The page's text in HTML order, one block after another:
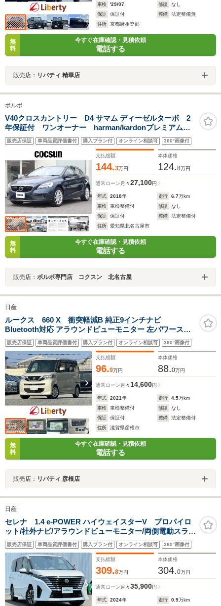
車検
'29/07 修復
なし
保証
保証付 整備
法定整備無
住所
京都府相楽郡
無
料
今すぐ在庫確認・見積依頼
電話する
販売店： リバティ 精華店
ボルボ
V40クロスカントリー D4 サマム ディーゼルターボ 2
年保証付 ワンオーナー harman/kardonプレミアムオ
ーディオ ソフトベージュ本革シート パワーシート
シートヒーター モダンウッドパネル ドライブレコー
ダー ACC BLIS 禁煙車
販売店保証 車両品質評価書付 購入プラン付 オンライン相談可 360°画像付
支払総額
144.3万円
本体価格
124.8万円
通常ローン 月々27,100円
年式 2018年 走行 6.7万km
車検
車検整備付 修復
なし
保証
保証付 整備
法定整備付
住所
愛知県北名古屋市
無
料
今すぐ在庫確認・見積依頼
電話する
販売店： ボルボ専門店 コクスン 北名古屋
日産
ルークス 660 X 衝突軽減B 純正9インチナビ
Bluetooth対応 アラウンドビューモニター 左パワースラ
イドドア スマートキー プッシュスタート アイドリングス
トップ ステアリングスイッチ タッチパネルオートエアコ
ン 電動格納ミラー
販売店保証 車両品質評価書付 購入プラン付 オンライン相談可 360°画像付
支払総額
96.9万円
本体価格
88.0万円
通常ローン 月々 14,600円
年式 2021年 走行 4.5万km
車検
車検整備付 修復
なし
保証
保証付 整備
法定整備付
住所
滋賀県彦根市
無
料
今すぐ在庫確認・見積依頼
電話する
販売店： リバティ 彦根店
日産
セレナ 1.4 e-POWER ハイウェイスターV プロパイロ
ット/社外ナビ/アラウンドビューモニター/両側電動スライ
ド/ハンズフリー開閉/追従クルーズコントロール/LEDオー
トライト/デジタルインナーミラー/ETC/16AW/禁煙車
販売店保証 車両品質評価書付 購入プラン付 オンライン相談可 360°画像付
支払総額
309.8万円
本体価格
304.0万円
通常ローン 月々35,900円
年式 2024年 走行 0.9万km